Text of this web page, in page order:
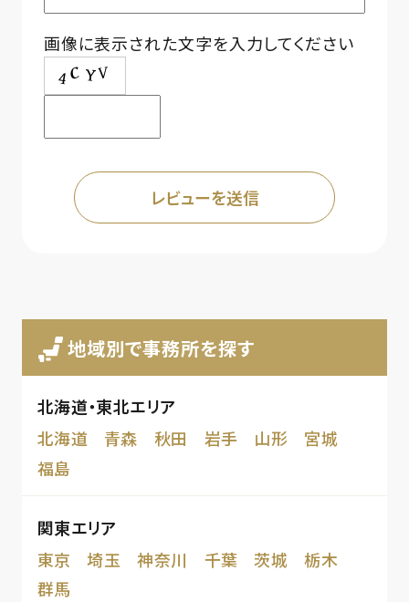
画像に表示された文字を入力してください
地域別で事務所を探す
北海道・東北エリア
北海道
青森 秋田 岩手 山形
宮城
福島
関東エリア
東京
埼玉 神奈川 千葉 茨城
栃木
群馬